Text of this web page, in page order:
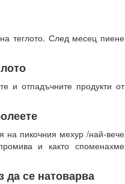
теглото. След месец пиене
и отпадъчните продукти от
на пикочния мехур /най-вече
и както споменахме
да се натоварва